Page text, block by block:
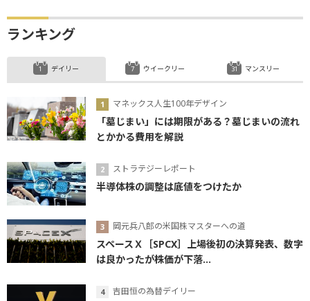
ランキング
デイリー
マネックス人生100年デザイン
「墓じまい」には期限がある？墓じまいの流れ
とかかる費用を解説
ストラテジーレポート
半導体株の調整は底値をつけたか
岡元兵八郎の米国株マスターへの道
スペースＸ［SPCX］上場後初の決算発表、数字
は良かったが株価が下落...
吉田恒の為替デイリー
ウイークリー マンスリー